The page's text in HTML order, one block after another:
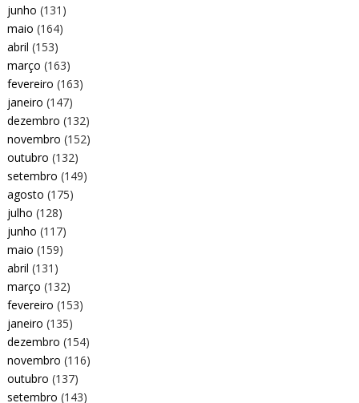
junho (131)
maio (164)
abril (153)
março (163)
fevereiro (163)
janeiro (147)
dezembro (132)
novembro (152)
outubro (132)
setembro (149)
agosto (175)
julho (128)
junho (117)
maio (159)
abril (131)
março (132)
fevereiro (153)
janeiro (135)
dezembro (154)
novembro (116)
outubro (137)
setembro (143)